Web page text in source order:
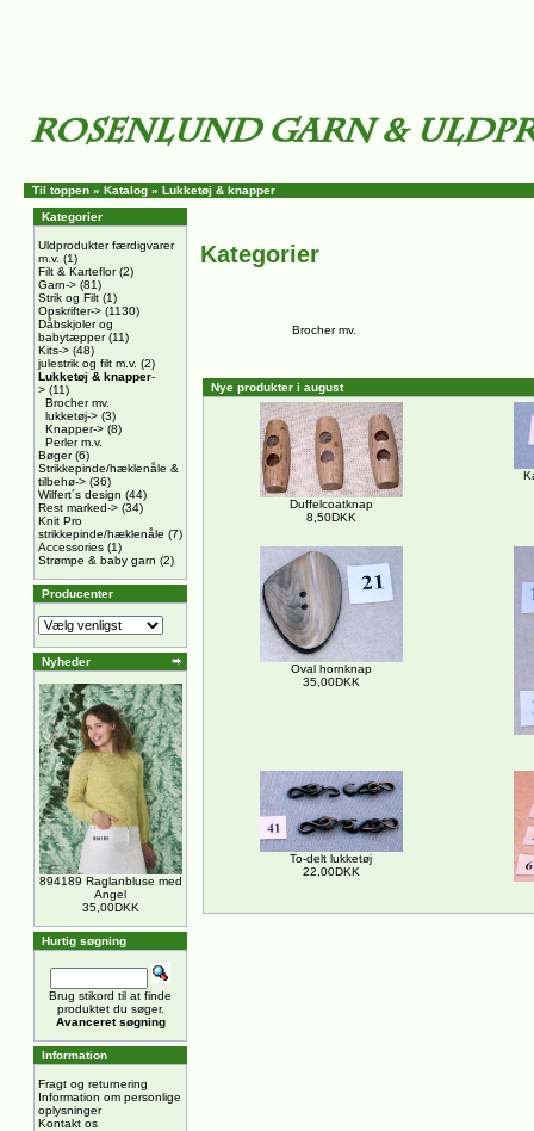
Til toppen » Katalog » Lukketøj & knapper
Kategorier
Uldprodukter færdigvarer
m.v. (1)
Filt & Karteflor(2)
Garn-> (81)
Strik og Filt (1)
Opskrifter-> (1130)
Dåbskjoler og
babytæpper(11)
Kits-> (48)
julestrik og filt m.v. (2)
Lukketøj & knapper-
> (11)
Brocher mv.
lukketøj-> (3)
Knapper-> (8)
Perler m.v.
Bøger(6)
Strikkepinde/hæklenåle &
tilbehø-> (36)
Wilfert´s design (44)
Rest marked-> (34)
Knit Pro
strikkepinde/hæklenåle (7)
Accessories (1)
Strømpe & baby garn (2)
Producenter
Nyheder
894189 Raglanbluse med
Angel
35,00DKK
Hurtig søgning
Brug stikord til at finde
produktet du søger.
Avanceret søgning
Information
Fragt og returnering
Information om personlige
oplysninger
Kontakt os
Kategorier
Brocher mv.
Nye produkter i august
Duffelcoatknap
8,50DKK
Oval hornknap
35,00DKK
To-delt lukketøj
22,00DKK